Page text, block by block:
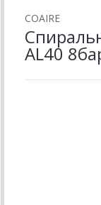
COAIRE
AL40